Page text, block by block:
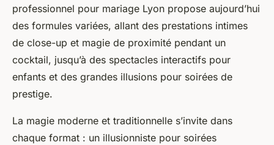
professionnel pour mariage Lyon propose aujourd’hui
des formules variées, allant des prestations intimes
de close-up et magie de proximité pendant un
cocktail, jusqu’à des spectacles interactifs pour
enfants et des grandes illusions pour soirées de
prestige.
La magie moderne et traditionnelle s’invite dans
chaque format : un illusionniste pour soirées